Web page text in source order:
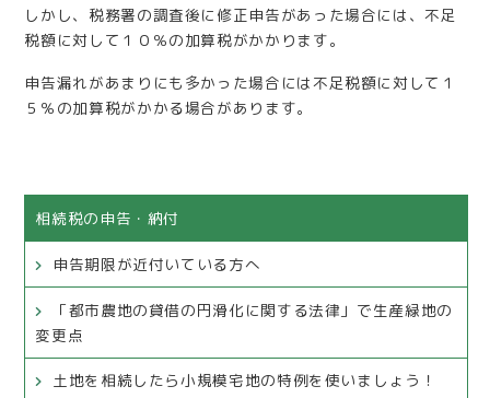
しかし、税務署の調査後に修正申告があった場合には、不足
税額に対して１０％の加算税がかかります。
申告漏れがあまりにも多かった場合には不足税額に対して１
５％の加算税がかかる場合があります。
相続税の申告・納付
申告期限が近付いている方へ
「都市農地の貸借の円滑化に関する法律」で生産緑地の
変更点
土地を相続したら小規模宅地の特例を使いましょう！